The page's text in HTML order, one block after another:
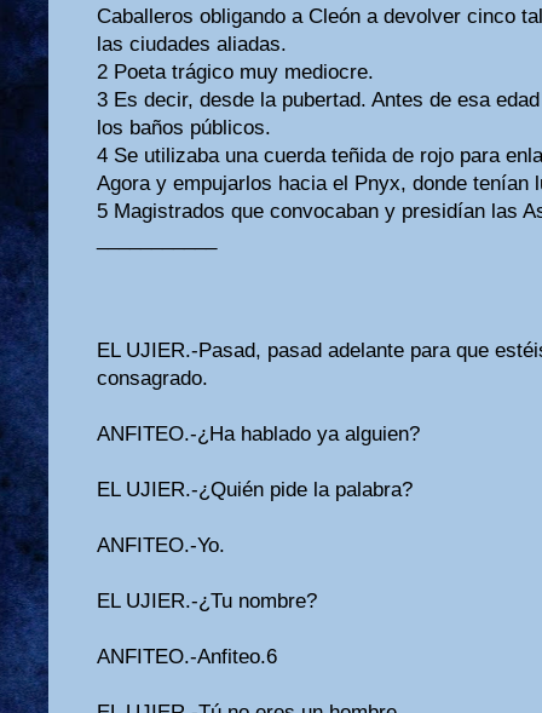
Caballeros obligando a Cleón a devolver cinco
las ciudades aliadas.
2 Poeta trágico muy mediocre.
3 Es decir, desde la pubertad. Antes de esa
los baños públicos.
4 Se utilizaba una cuerda teñida de rojo para
Agora y empujarlos hacia el Pnyx, donde tenían
5 Magistrados que convocaban y presidían las
EL UJIER.-Pasad, pasad adelante para que
consagrado.
ANFITEO.-¿Ha hablado ya alguien?
EL UJIER.-¿Quién pide la palabra?
ANFITEO.-Yo.
EL UJIER.-¿Tu nombre?
ANFITEO.-Anfiteo.6